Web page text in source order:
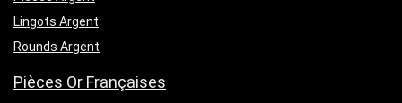
Lingots Argent
Rounds Argent
Pièces Or Françaises